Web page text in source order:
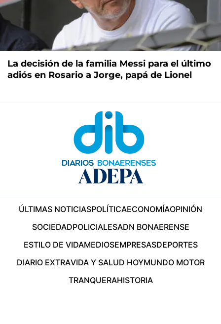
La decisión de la familia Messi para el último
adiós en Rosario a Jorge, papá de Lionel
ÚLTIMAS NOTICIASPOLÍTICAECONOMÍAOPINIÓN
SOCIEDADPOLICIALESADN BONAERENSE
ESTILO DE VIDAMEDIOSEMPRESASDEPORTES
DIARIO EXTRAVIDA Y SALUD HOYMUNDO MOTOR
TRANQUERAHISTORIA